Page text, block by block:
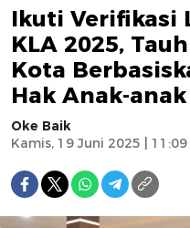
Ikuti Verifikasi
KLA 2025,
Kota
Hak Anak-anak
Oke Baik
Kamis, 19 Juni 2025 | 11:09